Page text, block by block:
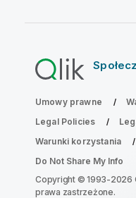
Umowy prawne
Legal Policies
Warunki korzystania
Do Not Share My Info
Copyright © 1993-2026
prawa zastrzeżone.